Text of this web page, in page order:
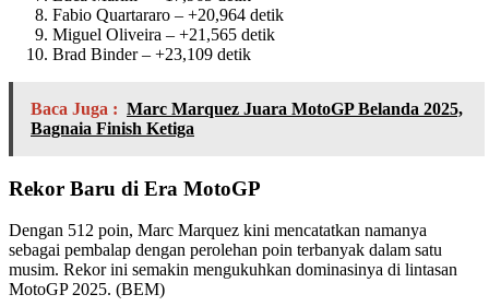
Fabio Quartararo – +20,964 detik
Miguel Oliveira – +21,565 detik
Brad Binder – +23,109 detik
Baca Juga : Marc Marquez Juara MotoGP Belanda 2025,
Bagnaia Finish Ketiga
Rekor Baru di Era MotoGP
Dengan 512 poin, Marc Marquez kini mencatatkan namanya
sebagai pembalap dengan perolehan poin terbanyak dalam satu
musim. Rekor ini semakin mengukuhkan dominasinya di lintasan
MotoGP 2025. (BEM)